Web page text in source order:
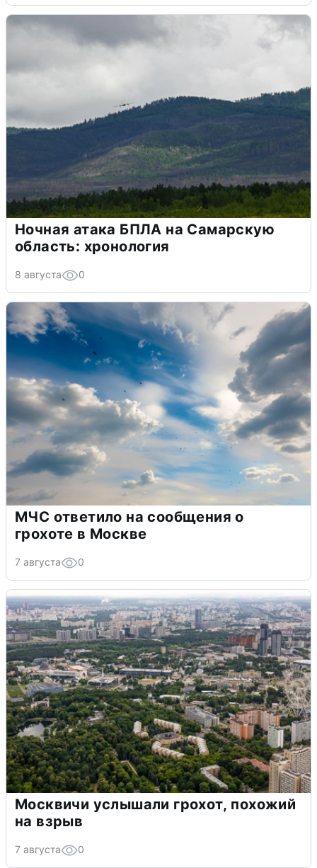
Ночная атака БПЛА на Самарскую
область: хронология
8 августа 0
МЧС ответило на сообщения о
грохоте в Москве
7 августа 0
Москвичи услышали грохот, похожий
на взрыв
7 августа 0